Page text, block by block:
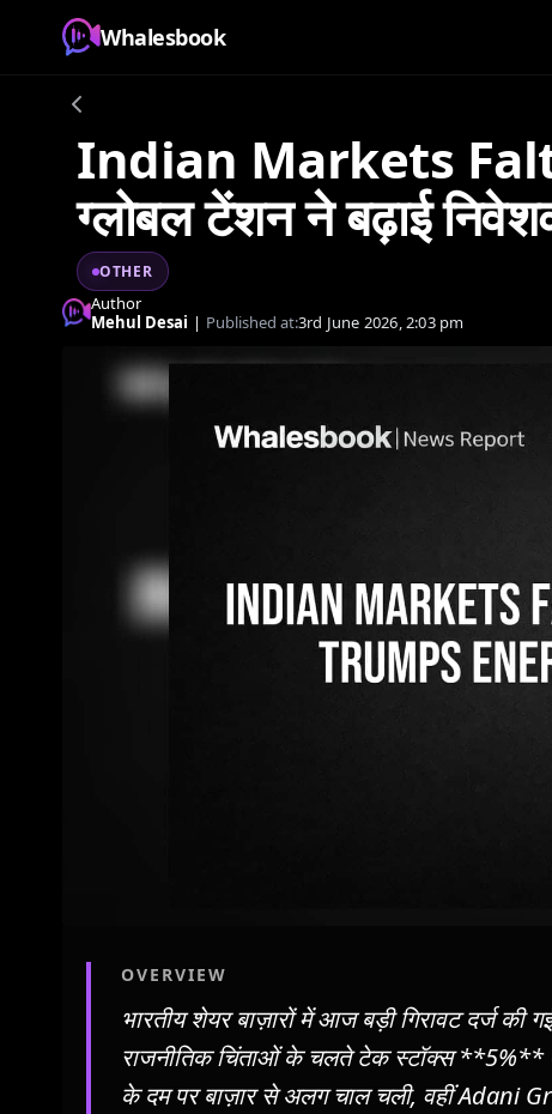
Whalesbook
Indian Markets
ग्लोबल टेंशन ने बढ़ाई
OTHER
Author
Mehul Desai | Published at:3rd June 2026, 2:03 pm
OVERVIEW
भारतीय शेयर बाज़ारों में आज बड़ी गिरावट दर्ज
राजनीतिक चिंताओं के चलते टेक स्टॉक्स
के दम पर बाज़ार से अलग चाल चली, वहीं Adani